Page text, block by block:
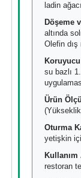
ladin
Döşeme
altında
Olefin dış
su bazlı
Ürün
Oturma
yetişkin
Kullanım
restoran